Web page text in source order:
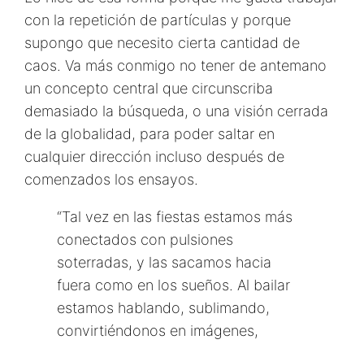
con la repetición de partículas y porque
supongo que necesito cierta cantidad de
caos. Va más conmigo no tener de antemano
un concepto central que circunscriba
demasiado la búsqueda, o una visión cerrada
de la globalidad, para poder saltar en
cualquier dirección incluso después de
comenzados los ensayos.
“Tal vez en las fiestas estamos más
conectados con pulsiones
soterradas, y las sacamos hacia
fuera como en los sueños. Al bailar
estamos hablando, sublimando,
convirtiéndonos en imágenes,